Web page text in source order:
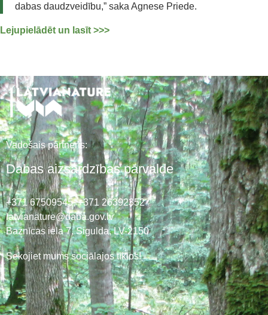
dabas daudzveidību,” saka Agnese Priede.
Lejupielādēt un lasīt >>>
Vadošais partneris:
Dabas aizsardzības pārvalde
+371 67509545,+371 26392352
latvianature@daba.gov.lv
Baznīcas iela 7, Sigulda, LV-2150
Sekojiet mums sociālajos tīklos!